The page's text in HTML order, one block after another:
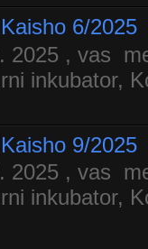
6/2025
2025 , vas
inkubator,
9/2025
2025 , vas
inkubator,